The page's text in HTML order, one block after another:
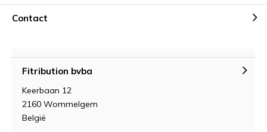
Contact
Fitribution bvba
Keerbaan 12
2160 Wommelgem
België